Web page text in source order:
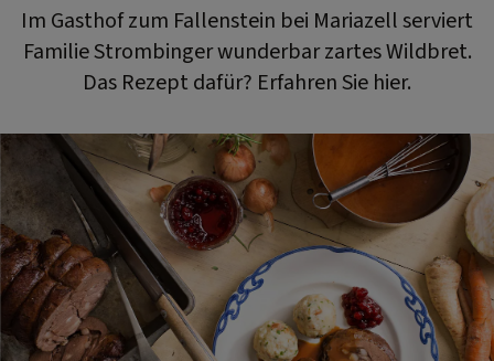
Im Gasthof zum Fallenstein bei Mariazell serviert
Familie Strombinger wunderbar zartes Wildbret.
Das Rezept dafür? Erfahren Sie hier.